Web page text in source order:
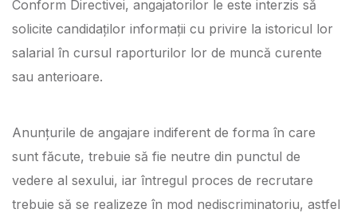
Conform Directivei, angajatorilor le este interzis să
solicite candidaților informații cu privire la istoricul lor
salarial în cursul raporturilor lor de muncă curente
sau anterioare.
Anunțurile de angajare indiferent de forma în care
sunt făcute, trebuie să fie neutre din punctul de
vedere al sexului, iar întregul proces de recrutare
trebuie să se realizeze în mod nediscriminatoriu, astfel